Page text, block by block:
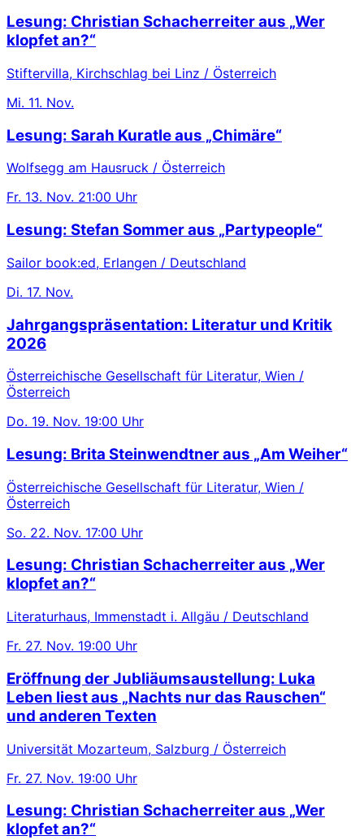
Lesung: Christian Schacherreiter aus „Wer
klopfet an?“
Stiftervilla, Kirchschlag bei Linz / Österreich
Mi. 11. Nov.
Lesung: Sarah Kuratle aus „Chimäre“
Wolfsegg am Hausruck / Österreich
Fr. 13. Nov. 21:00 Uhr
Lesung: Stefan Sommer aus „Partypeople“
Sailor book:ed, Erlangen / Deutschland
Di. 17. Nov.
Jahrgangspräsentation: Literatur und Kritik
2026
Österreichische Gesellschaft für Literatur, Wien /
Österreich
Do. 19. Nov. 19:00 Uhr
Lesung: Brita Steinwendtner aus „Am Weiher“
Österreichische Gesellschaft für Literatur, Wien /
Österreich
So. 22. Nov. 17:00 Uhr
Lesung: Christian Schacherreiter aus „Wer
klopfet an?“
Literaturhaus, Immenstadt i. Allgäu / Deutschland
Fr. 27. Nov. 19:00 Uhr
Eröffnung der Jubliäumsaustellung: Luka
Leben liest aus „Nachts nur das Rauschen“
und anderen Texten
Universität Mozarteum, Salzburg / Österreich
Fr. 27. Nov. 19:00 Uhr
Lesung: Christian Schacherreiter aus „Wer
klopfet an?“